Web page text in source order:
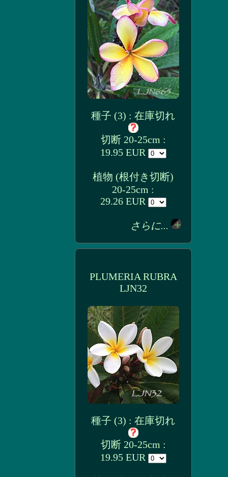
種子 (3) : 在庫切れ
切断 20-25cm :
19.95 EUR
植物 (根付き切断)
20-25cm :
29.26 EUR
さらに...
PLUMERIA RUBRA
LJN32
種子 (3) : 在庫切れ
切断 20-25cm :
19.95 EUR